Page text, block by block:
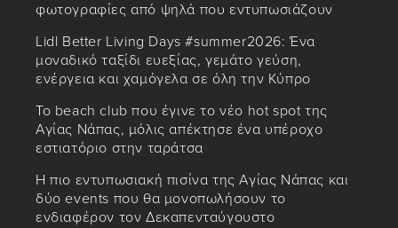
φωτογραφίες από ψηλά που εντυπωσιάζουν
Lidl Better Living Days #summer2026: Ένα
μοναδικό ταξίδι ευεξίας, γεμάτο γεύση,
ενέργεια και χαμόγελα σε όλη την Κύπρο
Το beach club που έγινε το νέο hot spot της
Αγίας Νάπας, μόλις απέκτησε ένα υπέροχο
εστιατόριο στην ταράτσα
Η πιο εντυπωσιακή πισίνα της Αγίας Νάπας και
δύο events που θα μονοπωλήσουν το
ενδιαφέρον τον Δεκαπενταύγουστο